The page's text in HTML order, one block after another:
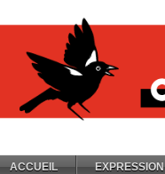
ACCUEIL EXPRESSION